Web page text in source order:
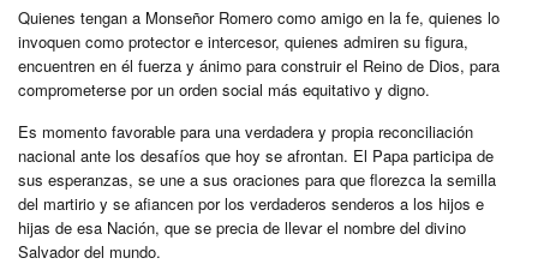
Quienes tengan a Monseñor Romero como amigo en la fe, quienes lo
invoquen como protector e intercesor, quienes admiren su figura,
encuentren en él fuerza y ánimo para construir el Reino de Dios, para
comprometerse por un orden social más equitativo y digno.
Es momento favorable para una verdadera y propia reconciliación
nacional ante los desafíos que hoy se afrontan. El Papa participa de
sus esperanzas, se une a sus oraciones para que florezca la semilla
del martirio y se afiancen por los verdaderos senderos a los hijos e
hijas de esa Nación, que se precia de llevar el nombre del divino
Salvador del mundo.